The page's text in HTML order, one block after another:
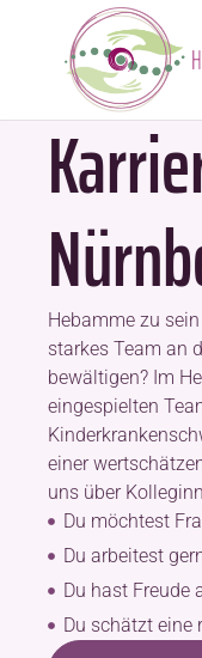
Hebamme zu
starkes Team an
bewältigen? Im
eingespielten
einer
uns über
Du möchtest
Du arbeitest
Du hast Freude
Du schätzt eine